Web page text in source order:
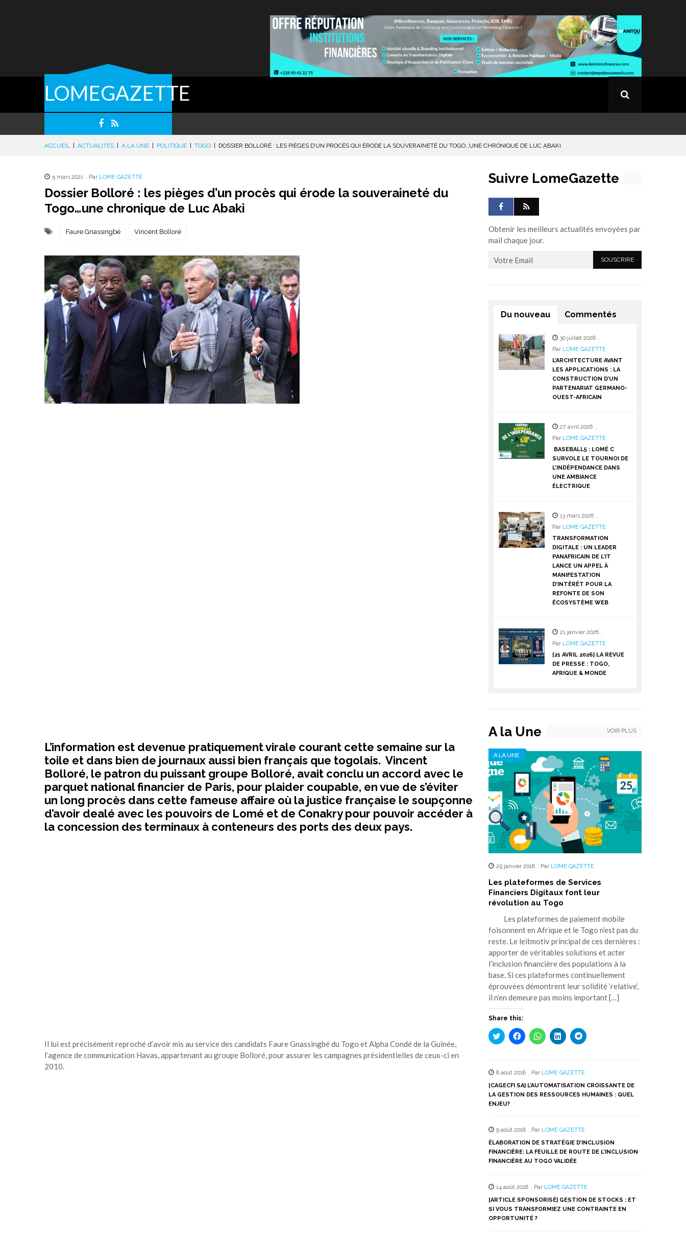
LOMEGAZETTE
ACCUEIL ACTUALITÉS A LA UNE POLITIQUE TOGO DOSSIER BOLLORÉ : LES PIÈGES D’UN PROCÈS QUI ÉRODE LA SOUVERAINETÉ DU TOGO…UNE CHRONIQUE DE LUC ABAKI
5 mars 2021 , Par LOME GAZETTE
Dossier Bolloré : les pièges d’un procès qui érode la souveraineté du
Togo…une chronique de Luc Abaki
Faure Gnassingbé Vincent Bolloré
L’information est devenue pratiquement virale courant cette semaine sur la
toile et dans bien de journaux aussi bien français que togolais. Vincent
Bolloré, le patron du puissant groupe Bolloré, avait conclu un accord avec le
parquet national financier de Paris, pour plaider coupable, en vue de s’éviter
un long procès dans cette fameuse affaire où la justice française le soupçonne
d’avoir dealé avec les pouvoirs de Lomé et de Conakry pour pouvoir accéder à
la concession des terminaux à conteneurs des ports des deux pays.
Il lui est précisément reproché d’avoir mis au service des candidats Faure Gnassingbé du Togo et Alpha Condé de la Guinée,
l’agence de communication Havas, appartenant au groupe Bolloré, pour assurer les campagnes présidentielles de ceux-ci en
2010.
Suivre LomeGazette
Obtenir les meilleurs actualités envoyées par
mail chaque jour.
Du nouveau Commentés
30 juillet 2026 ,
Par LOME GAZETTE
L’ARCHITECTURE AVANT
LES APPLICATIONS : LA
CONSTRUCTION D’UN
PARTENARIAT GERMANO-
OUEST-AFRICAIN
27 avril 2026 ,
Par LOME GAZETTE
BASEBALL5 : LOMÉ C
SURVOLE LE TOURNOI DE
L’INDÉPENDANCE DANS
UNE AMBIANCE
ÉLECTRIQUE
13 mars 2026 ,
Par LOME GAZETTE
TRANSFORMATION
DIGITALE : UN LEADER
PANAFRICAIN DE L’IT
LANCE UN APPEL À
MANIFESTATION
D’INTÉRÊT POUR LA
REFONTE DE SON
ÉCOSYSTÈME WEB
21 janvier 2026 ,
Par LOME GAZETTE
[21 AVRIL 2026] LA REVUE
DE PRESSE : TOGO,
AFRIQUE & MONDE
A la Une
A LA UNE
29 janvier 2018 , Par LOME GAZETTE
Les plateformes de Services
Financiers Digitaux font leur
révolution au Togo
Les plateformes de paiement mobile
foisonnent en Afrique et le Togo n’est pas du
reste. Le leitmotiv principal de ces dernières :
apporter de véritables solutions et acter
l’inclusion financière des populations à la
base. Si ces plateformes continuellement
éprouvées démontrent leur solidité ‘relative’,
il n’en demeure pas moins important […]
Share this:
Cliquez
pour
une
nouvelle
fenêtre)
Cliquez
pour
une
nouvelle
fenêtre)
Cliquez
pour
une
nouvelle
fenêtre)
Cliquez
pour
une
nouvelle
fenêtre)
Cliquez
pour
une
nouvelle
fenêtre)
8 août 2018 , Par LOME GAZETTE
[CAGECFI SA] L’AUTOMATISATION CROISSANTE DE
LA GESTION DES RESSOURCES HUMAINES : QUEL
ENJEU?
9 août 2018 , Par LOME GAZETTE
ÉLABORATION DE STRATÉGIE D’INCLUSION
FINANCIÈRE: LA FEUILLE DE ROUTE DE L’INCLUSION
FINANCIÈRE AU TOGO VALIDÉE
14 août 2018 , Par LOME GAZETTE
[ARTICLE SPONSORISÉ] GESTION DE STOCKS : ET
SI VOUS TRANSFORMIEZ UNE CONTRAINTE EN
OPPORTUNITÉ ?
VOIR PLUS